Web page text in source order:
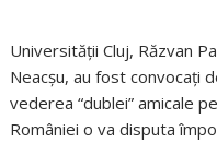
Universităţii Cluj, Răzvan
Neacşu, au fost convocaţi
vederea “dublei” amicale
României o va disputa